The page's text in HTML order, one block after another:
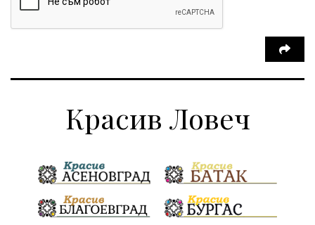
Красив Ловеч